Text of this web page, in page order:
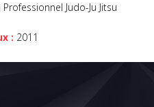
Judo-Ju Jitsu
: 2011